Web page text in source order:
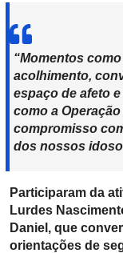
“Momentos
acolhimento,
espaço de afeto
como a
compromisso
dos nossos
Participaram da
Lurdes
Daniel, que
orientações de